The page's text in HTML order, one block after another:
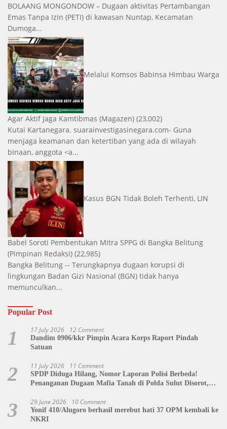
BOLAANG MONGONDOW – Dugaan aktivitas Pertambangan
Emas Tanpa Izin (PETI) di kawasan Nuntap, Kecamatan
Dumoga...
Melalui Komsos Babinsa Himbau Warga
Agar Aktif Jaga Kamtibmas (Magazen) (23,002)
Kutai Kartanegara. suarainvestigasinegara.com- Guna
menjaga keamanan dan ketertiban yang ada di wilayah
binaan, anggota <a...
Kasus BGN Tidak Boleh Terhenti, LIN
Babel Soroti Pembentukan Mitra SPPG di Bangka Belitung
(Pimpinan Redaksi) (22,985)
Bangka Belitung -- Terungkapnya dugaan korupsi di
lingkungan Badan Gizi Nasional (BGN) tidak hanya
memunculkan...
Popular Post
1 17 July 2026 12 Comment
Dandim 0906/kkr Pimpin Acara Korps Raport Pindah
Satuan
2 11 July 2026 11 Comment
SPDP Diduga Hilang, Nomor Laporan Polisi Berbeda!
Penanganan Dugaan Mafia Tanah di Polda Sulut Disorot,
3 29 June 2026 10 Comment
Yonif 410/Alugoro berhasil merebut hati 37 OPM kembali ke
NKRI